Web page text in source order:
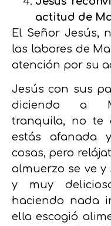
actitud de
El Señor Jesús,
las labores de
atención por su
Jesús con sus
diciendo a
tranquila, no te
estás afanada
cosas, pero
almuerzo se ve y
y muy
haciendo nada
ella escogió